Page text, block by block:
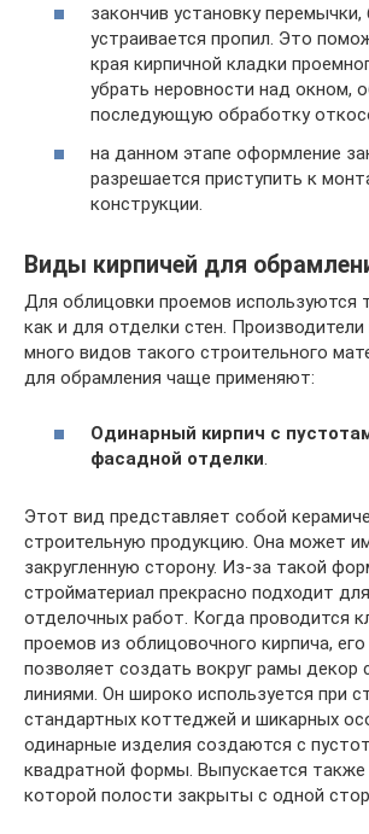
закончив установку перемычки,
устраивается пропил. Это
края кирпичной кладки
убрать неровности над окном,
последующую обработку
на данном этапе оформление
разрешается приступить к
конструкции.
Виды кирпичей для
Для облицовки проемов используются
как и для отделки стен.
много видов такого строительного
для обрамления чаще применяют:
Одинарный кирпич с
фасадной отделки.
Этот вид представляет собой
строительную продукцию. Она может
закругленную сторону. Из-за такой
стройматериал прекрасно подходит
отделочных работ. Когда проводится
проемов из облицовочного кирпича,
позволяет создать вокруг рамы декор
линиями. Он широко используется при
стандартных коттеджей и шикарных
одинарные изделия создаются с
квадратной формы. Выпускается также
которой полости закрыты с одной